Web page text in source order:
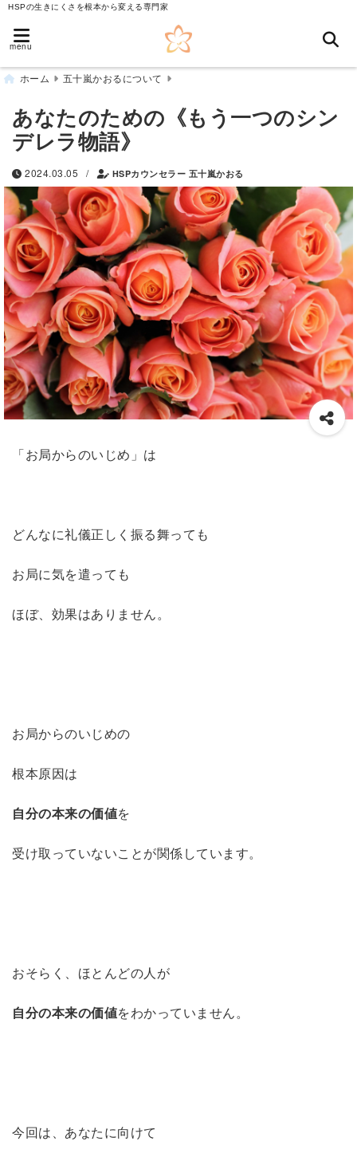
HSPの生きにくさを根本から変える専門家
menu
ホーム 五十嵐かおるについて
あなたのための《もう一つのシン
デレラ物語》
2024.03.05 / HSPカウンセラー 五十嵐かおる
「お局からのいじめ」は
どんなに礼儀正しく振る舞っても
お局に気を遣っても
ほぼ、効果はありません。
お局からのいじめの
根本原因は
自分の本来の価値を
受け取っていないことが関係しています。
おそらく、ほとんどの人が
自分の本来の価値をわかっていません。
今回は、あなたに向けて